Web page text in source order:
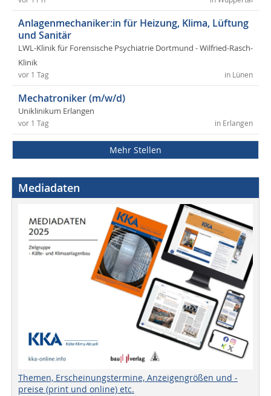
Anlagenmechaniker:in für Heizung, Klima, Lüftung
und Sanitär
LWL-Klinik für Forensische Psychiatrie Dortmund - Wilfried-Rasch-
Klinik
in Lünen
vor 1 Tag
Mechatroniker (m/w/d)
Uniklinikum Erlangen
in Erlangen
vor 1 Tag
Mehr Stellen
Mediadaten
Themen, Erscheinungstermine, Anzeigengrößen und -
preise (print und online) etc.